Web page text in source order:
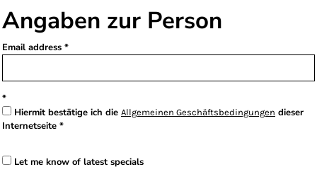
Angaben zur Person
Email address
Hiermit bestätige ich die Allgemeinen Geschäftsbedingungen dieser
Internetseite
Let me know of latest specials